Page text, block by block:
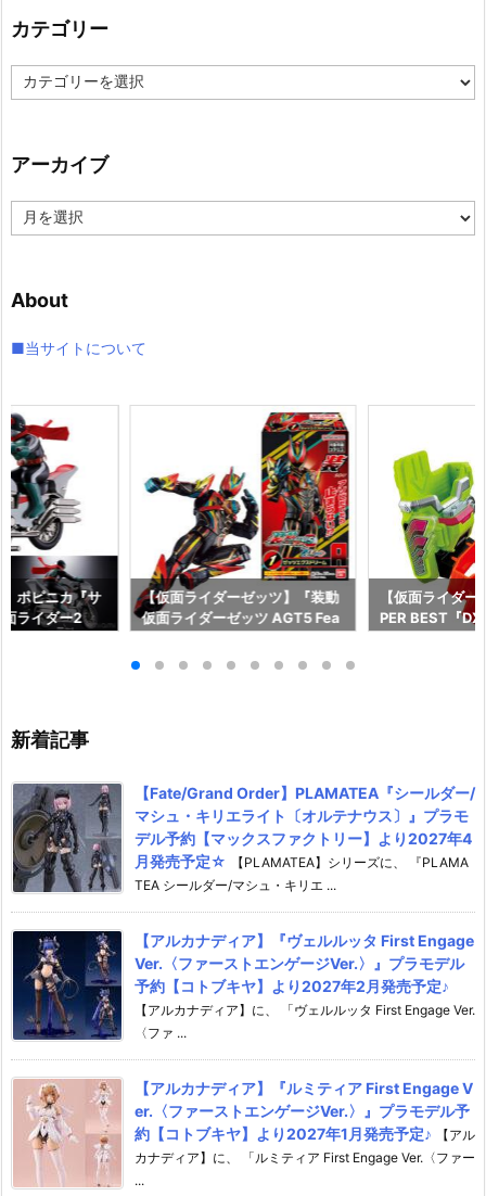
カテゴリー
カ
テ
ー
アーカイブ
ー
ブ
About
■当サイトについて
ポピニカ『サ
ライダー2
【仮面ライダーゼッツ】『装動
仮面ライダーゼッツ AGT5 Fea
ド』食玩フィギュア予約【バン
【仮面ライダ
PER BEST『
新着記事
【Fate/Grand Order】PLAMATEA『シールダー/
マシュ・キリエライト〔オルテナウス〕』プラモ
デル予約【マックスファクトリー】より2027年4
月発売予定☆
【PLAMATEA】シリーズに、 『PLAMA
TEA シールダー/マシュ・キリエ ...
【アルカナディア】『ヴェルルッタ First Engage
Ver.〈ファーストエンゲージVer.〉』プラモデル
予約【コトブキヤ】より2027年2月発売予定♪
【アルカナディア】に、 「ヴェルルッタ First Engage Ver.
〈ファ ...
【アルカナディア】『ルミティア First Engage V
er.〈ファーストエンゲージVer.〉』プラモデル予
約【コトブキヤ】より2027年1月発売予定♪
【アル
カナディア】に、 「ルミティア First Engage Ver.〈ファー
...